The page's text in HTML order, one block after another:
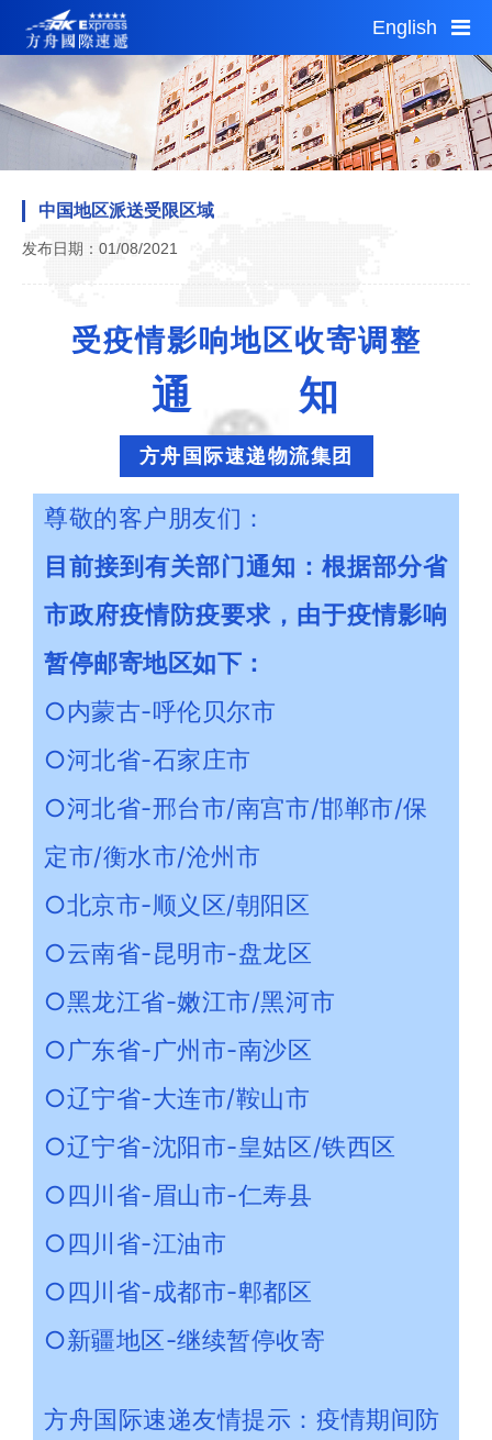
Sun 18:40 Sun 16:40
1 AUD = 4.96CNY
首页
公告通知
自助平台
加盟投资
English
中国地区派送受限区域
发布日期：01/08/2021
受疫情影响地区收寄调整
通 知
方舟国际速递物流集团
尊敬的客户朋友们：
目前接到有关部门通知：根据部分省
市政府疫情防疫要求，由于疫情影响
暂停邮寄地区如下：
○内蒙古-呼伦贝尔市
○河北省-石家庄市
○河北省-邢台市/南宫市/邯郸市/保
定市/衡水市/沧州市
○北京市-顺义区/朝阳区
○云南省-昆明市-盘龙区
○黑龙江省-嫩江市/黑河市
○广东省-广州市-南沙区
○辽宁省-大连市/鞍山市
○辽宁省-沈阳市-皇姑区/铁西区
○四川省-眉山市-仁寿县
○四川省-江油市
○四川省-成都市-郫都区
○新疆地区-继续暂停收寄
方舟国际速递友情提示：疫情期间防